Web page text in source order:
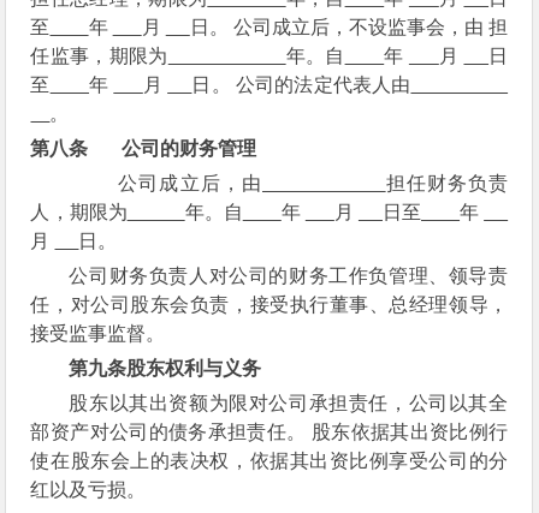
至
年 月
日。 公司成立后，不设监事会，由 担
任监事，期限为
年。自 年 月
日
至
年 月
日。 公司的法定代表人由
。
第八条公司的财务管理
公司成立后，由
担任财务负责
人，期限为
年。自 年 月 日至
年
月
日。
公司财务负责人对公司的财务工作负管理、领导责
任，对公司股东会负责，接受执行董事、总经理领导，
接受监事监督。
第九条股东权利与义务
股东以其出资额为限对公司承担责任，公司以其全
部资产对公司的债务承担责任。 股东依据其出资比例行
使在股东会上的表决权，依据其出资比例享受公司的分
红以及亏损。